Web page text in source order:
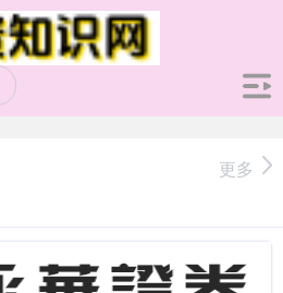
更多